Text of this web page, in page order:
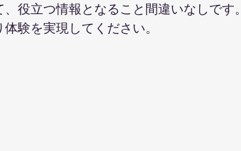
役立つ情報となること間違いなしです
験を実現してください。